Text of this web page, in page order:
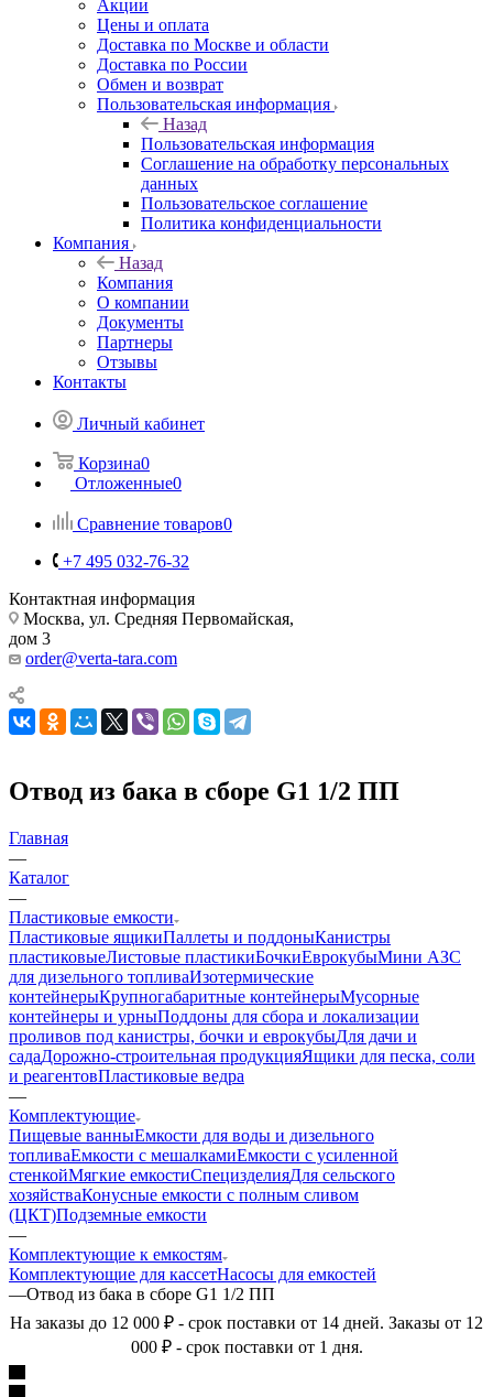
Акции
Цены и оплата
Доставка по Москве и области
Доставка по России
Обмен и возврат
Пользовательская информация
Назад
Пользовательская информация
Соглашение на обработку персональных
данных
Пользовательское соглашение
Политика конфиденциальности
Компания
Назад
Компания
О компании
Документы
Партнеры
Отзывы
Контакты
Личный кабинет
Корзина0
Отложенные0
Сравнение товаров0
+7 495 032-76-32
Контактная информация
Москва, ул. Средняя Первомайская,
дом 3
order@verta-tara.com
Отвод из бака в сборе G1 1/2 ПП
Главная
—
Каталог
—
Пластиковые емкости
Пластиковые ящикиПаллеты и поддоныКанистры
пластиковыеЛистовые пластикиБочкиЕврокубыМини АЗС
для дизельного топливаИзотермические
контейнерыКрупногабаритные контейнерыМусорные
контейнеры и урныПоддоны для сбора и локализации
проливов под канистры, бочки и еврокубыДля дачи и
садаДорожно-строительная продукцияЯщики для песка, соли
и реагентовПластиковые ведра
—
Комплектующие
Пищевые ванныЕмкости для воды и дизельного
топливаЕмкости с мешалкамиЕмкости с усиленной
стенкойМягкие емкостиСпецизделияДля сельского
хозяйстваКонусные емкости с полным сливом
(ЦКТ)Подземные емкости
—
Комплектующие к емкостям
Комплектующие для кассетНасосы для емкостей
—Отвод из бака в сборе G1 1/2 ПП
На заказы до 12 000 ₽ - срок поставки от 14 дней. Заказы от 12
000 ₽ - срок поставки от 1 дня.